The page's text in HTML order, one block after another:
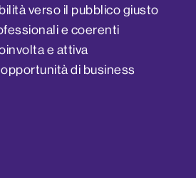
verso il pubblico giusto
e coerenti
e attiva
di business